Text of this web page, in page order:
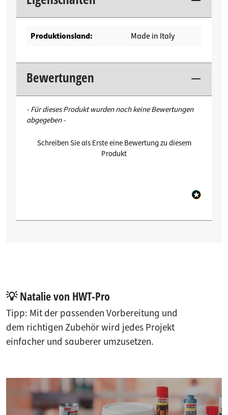
Produktionsland: Made in Italy
Bewertungen
- Für dieses Produkt wurden noch keine Bewertungen
abgegeben -
Schreiben Sie als Erste eine Bewertung zu diesem
Produkt
New content loaded
💡 Natalie von HWT-Pro
Tipp: Mit der passenden Vorbereitung und
dem richtigen Zubehör wird jedes Projekt
einfacher und sauberer umzusetzen.